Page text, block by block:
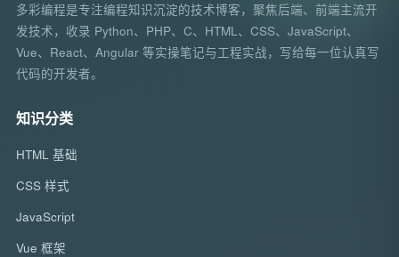
多彩编程是专注编程知识沉淀的技术博客，聚焦后端、前端主流开
发技术，收录 Python、PHP、C、HTML、CSS、JavaScript、
Vue、React、Angular 等实操笔记与工程实战，写给每一位认真写
代码的开发者。
知识分类
HTML 基础
CSS 样式
JavaScript
Vue 框架